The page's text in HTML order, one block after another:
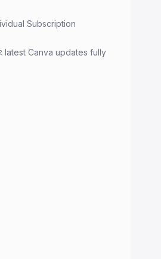
Subscription
latest Canva updates fully